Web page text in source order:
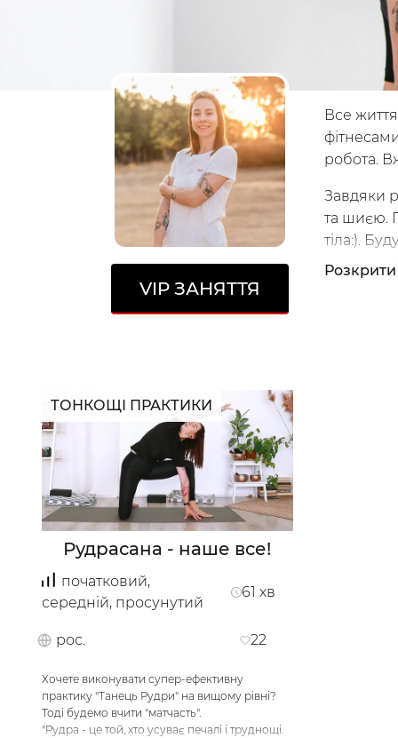
Досліджуй
VIP ЗАНЯТТЯ
Все
робота.
Завдяки
та шиєю.
тіла:).
ще і
Розкрити
ТОНКОЩІ ПРАКТИКИ
Рудрасана - наше все!
початковий,
середній, просунутий
61 хв
22
рос.
Хочете виконувати супер-ефективну
практику "Танець Рудри" на вищому рівні?
Тоді будемо вчити "матчасть".
"Рудра - це той, хто усуває печалі і труднощі.